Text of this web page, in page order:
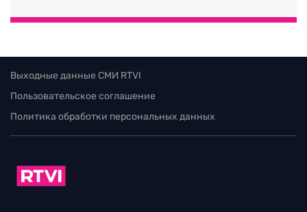
Выходные данные СМИ RTVI
Пользовательское соглашение
Политика обработки персональных данных